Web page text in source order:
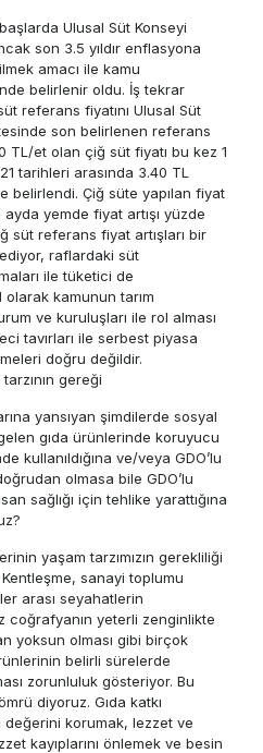
Ulusal Süt Konseyi
son 3.5 yıldır enflasyona
amacı ile kamu
belirlenir oldu. İş tekrar
referans fiyatını Ulusal Süt
son belirlenen referans
TL/et olan çiğ süt fiyatı bu kez 1
tarihleri arasında 3.40 TL
belirlendi. Çiğ süte yapılan fiyat
ayda yemde fiyat artışı yüzde
süt referans fiyat artışları bir
raflardaki süt
ile tüketici de
kamunun tarım
ve kuruluşları ile rol alması
tavırları ile serbest piyasa
doğru değildir.
gereği
yansıyan şimdilerde sosyal
gıda ürünlerinde koruyucu
kullanıldığına ve/veya GDO’lu
olmasa bile GDO’lu
sağlığı için tehlike yarattığına
yaşam tarzımızın gerekliliği
sanayi toplumu
arası seyahatlerin
coğrafyanın yeterli zenginlikte
yoksun olması gibi birçok
belirli sürelerde
zorunluluk gösteriyor. Bu
diyoruz. Gıda katkı
değerini korumak, lezzet ve
kayıplarını önlemek ve besin